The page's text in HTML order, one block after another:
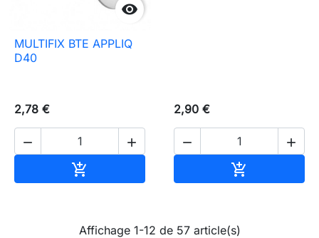

MULTIFIX BTE APPLIQ
D40
2,78 €
 

2,90 €
 

Affichage 1-12 de 57 article(s)